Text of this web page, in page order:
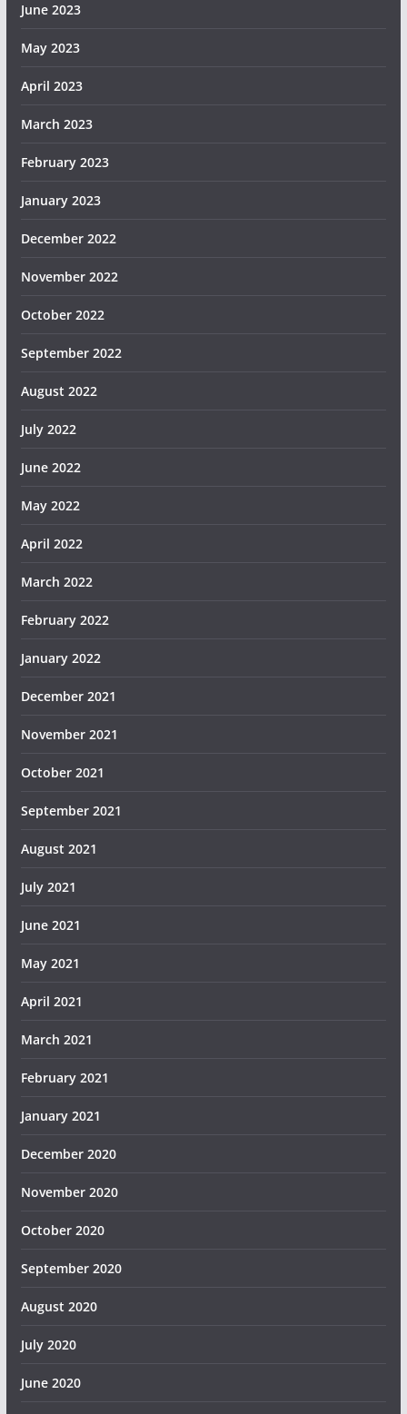
June 2023
May 2023
April 2023
March 2023
February 2023
January 2023
December 2022
November 2022
October 2022
September 2022
August 2022
July 2022
June 2022
May 2022
April 2022
March 2022
February 2022
January 2022
December 2021
November 2021
October 2021
September 2021
August 2021
July 2021
June 2021
May 2021
April 2021
March 2021
February 2021
January 2021
December 2020
November 2020
October 2020
September 2020
August 2020
July 2020
June 2020